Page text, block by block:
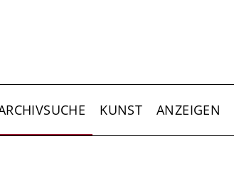
KUNST ANZEIGEN